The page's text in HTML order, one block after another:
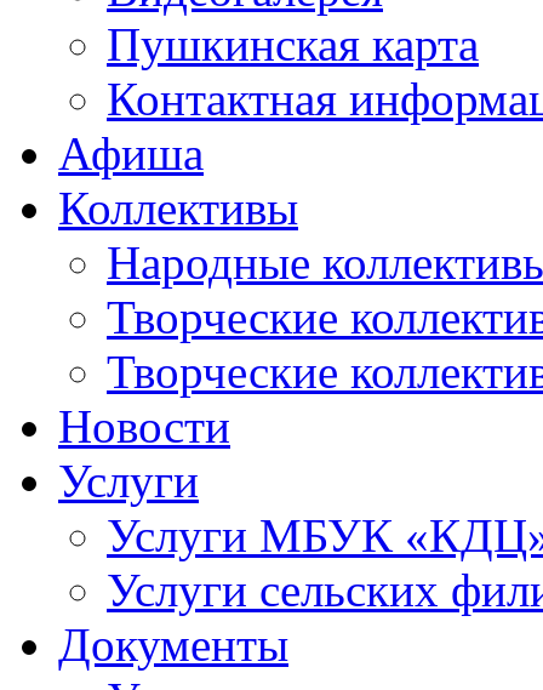
Пушкинская карта
Контактная
Афиша
Коллективы
Народные
Творческие
Творческие
Новости
Услуги
Услуги МБУК
Услуги сельских
Документы